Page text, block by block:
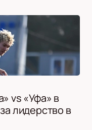
vs «Уфа» в
лидерство в